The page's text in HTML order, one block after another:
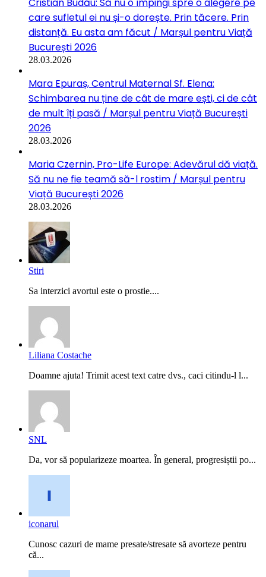
care sufletul ei nu și-o dorește. Prin tăcere. Prin
distanță. Eu asta am făcut / Marșul pentru Viață
București 2026
28.03.2026
Mara Epuraș, Centrul Maternal Sf. Elena:
Schimbarea nu ține de cât de mare ești, ci de cât
de mult îți pasă / Marșul pentru Viață București
2026
28.03.2026
Maria Czernin, Pro-Life Europe: Adevărul dă viață.
Să nu ne fie teamă să-l rostim / Marșul pentru
Viață București 2026
28.03.2026
Stiri
Sa interzici avortul este o prostie....
Liliana Costache
Doamne ajuta! Trimit acest text catre dvs., caci citindu-l l...
SNL
Da, vor să popularizeze moartea. În general, progresiștii po...
iconarul
Cunosc cazuri de mame presate/stresate să avorteze pentru
că...